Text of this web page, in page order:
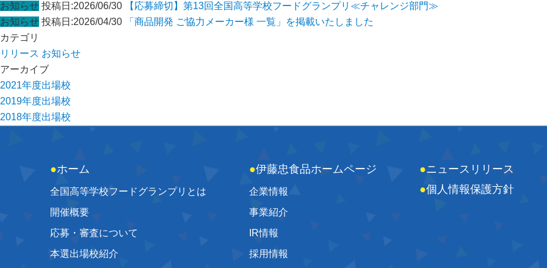
お知らせ 投稿日:2026/06/30
【応募締切】第13回全国高等学校フードグランプリ≪チャレンジ部門≫
お知らせ 投稿日:2026/04/30
「商品開発 ご協力メーカー様 一覧」を掲載いたしました
カテゴリ
リリース お知らせ
アーカイブ
2021年度出場校
2019年度出場校
2018年度出場校
●ホーム
全国高等学校フードグランプリとは
開催概要
応募・審査について
本選出場校紹介
●伊藤忠食品ホームページ
企業情報
事業紹介
IR情報
採用情報
●ニュースリリース
●個人情報保護方針